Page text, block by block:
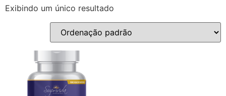
Exibindo um único resultado